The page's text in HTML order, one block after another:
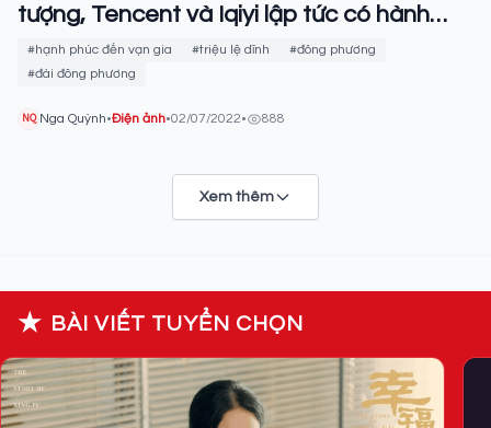
tượng, Tencent và Iqiyi lập tức có hành
động 'ăn theo'
#hạnh phúc đến vạn gia #triệu lệ dĩnh
#đông phương
#đài đông phương
NQ Nga Quỳnh•Điện ảnh•02/07/2022• 888
Xem thêm
★ BÀI VIẾT TUYỂN CHỌN